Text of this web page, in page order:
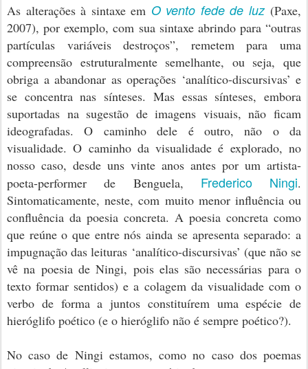
As alterações à sintaxe em O vento fede de luz (Paxe,
2007), por exemplo, com sua sintaxe abrindo para “outras
partículas variáveis destroços”, remetem para uma
compreensão estruturalmente semelhante, ou seja, que
obriga a abandonar as operações ‘analítico-discursivas’ e
se concentra nas sínteses. Mas essas sínteses, embora
suportadas na sugestão de imagens visuais, não ficam
ideografadas. O caminho dele é outro, não o da
visualidade. O caminho da visualidade é explorado, no
nosso caso, desde uns vinte anos antes por um artista-
poeta-performer de Benguela, Frederico Ningi.
Sintomaticamente, neste, com muito menor influência ou
confluência da poesia concreta. A poesia concreta como
que reúne o que entre nós ainda se apresenta separado: a
impugnação das leituras ‘analítico-discursivas’ (que não se
vê na poesia de Ningi, pois elas são necessárias para o
texto formar sentidos) e a colagem da visualidade com o
verbo de forma a juntos constituírem uma espécie de
hieróglifo poético (e o hieróglifo não é sempre poético?).
No caso de Ningi estamos, como no caso dos poemas